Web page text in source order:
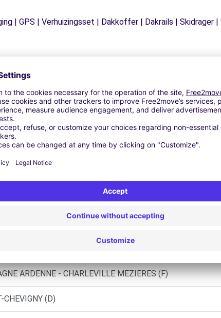
| GPS | Verhuizingsset | Dakkoffer | Dakrails | Skidrager
Vergelijkbare Agentschappen
ARDENNE - CHARLEVILLE-MEZIERES
ARDENNE - CHARLEVILLE MEZIERES (C)
ARDENNE - CHARLEVILLE MEZIERES (F)
(D)